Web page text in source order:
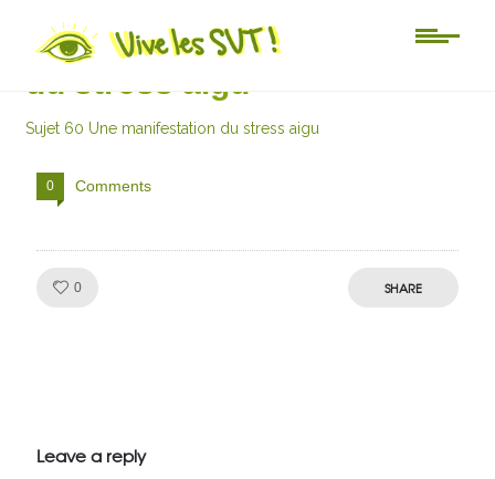
Sujet 60 Une manifestation
du stress aigu
Sujet 60 Une manifestation du stress aigu
0 Comments
0 SHARE
Leave a reply